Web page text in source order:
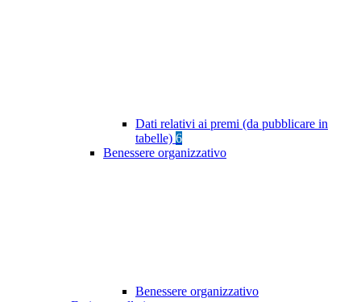
Dati relativi ai premi (da pubblicare in
tabelle) 6
Benessere organizzativo
Benessere organizzativo